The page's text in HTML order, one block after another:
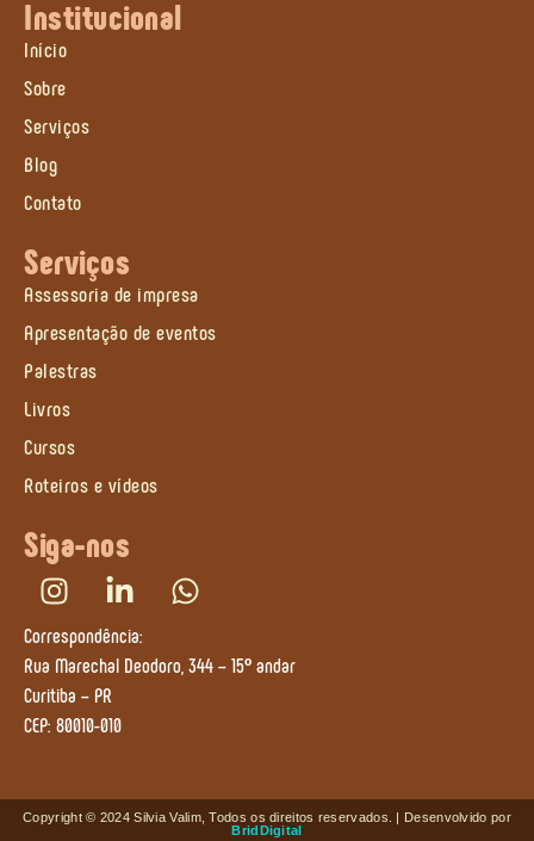
Institucional
Início
Sobre
Serviços
Blog
Contato
Serviços
Assessoria de impresa
Apresentação de eventos
Palestras
Livros
Cursos
Roteiros e vídeos
Siga-nos
Correspondência:
Rua Marechal Deodoro, 344 – 15º andar
Curitiba – PR
CEP: 80010-010
Copyright © 2024 Silvia Valim, Todos os direitos reservados. | Desenvolvido por
BridDigital